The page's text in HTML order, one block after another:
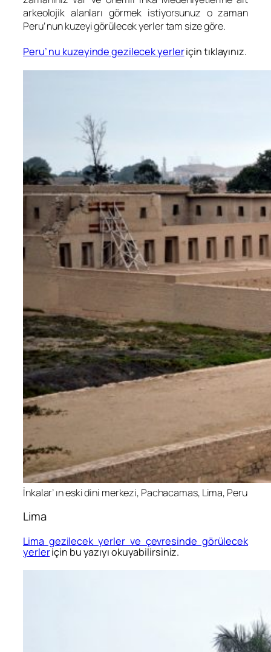
arkeolojik alanları görmek istiyorsunuz o zaman
Peru’ nun kuzeyi görülecek yerler tam size göre.
Peru’ nu kuzeyinde gezilecek yerleriçin tıklayınız.
İnkalar’ ın eski dini merkezi, Pachacamas, Lima, Peru
Lima
Lima gezilecek yerler ve çevresinde görülecek
yerleriçin bu yazıyı okuyabilirsiniz.